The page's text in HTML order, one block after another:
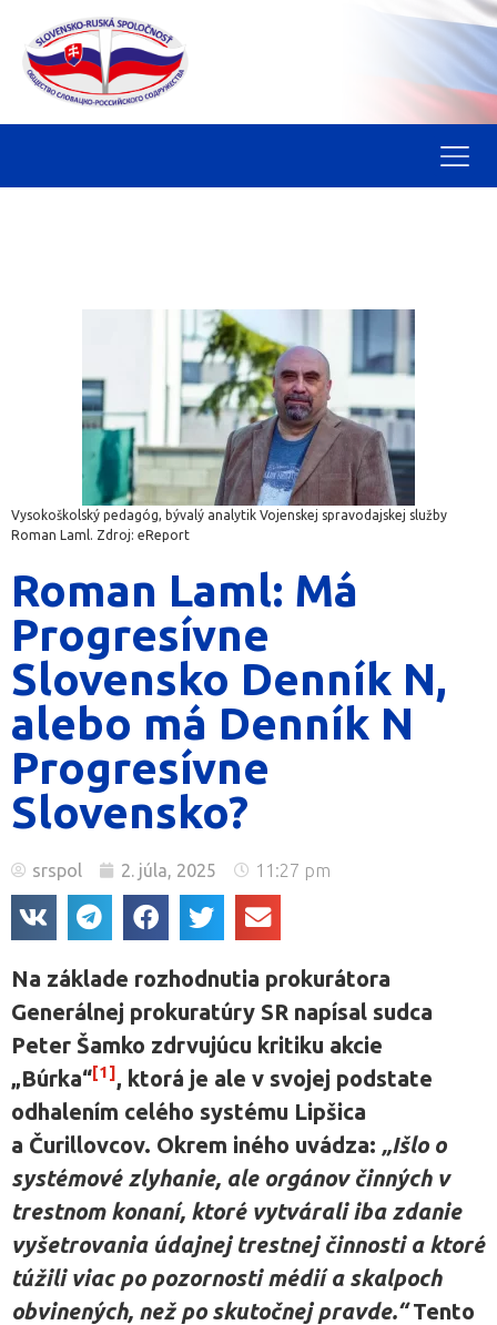
Vysokoškolský pedagóg, bývalý analytik Vojenskej spravodajskej služby
Roman Laml. Zdroj: eReport
Roman Laml: Má
Progresívne
Slovensko Denník N,
alebo má Denník N
Progresívne
Slovensko?
srspol 2. júla, 2025 11:27 pm
Na základe rozhodnutia prokurátora
Generálnej prokuratúry SR napísal sudca
Peter Šamko zdrvujúcu kritiku akcie
„Búrka“[1], ktorá je ale v svojej podstate
odhalením celého systému Lipšica
a Čurillovcov. Okrem iného uvádza: „Išlo o
systémové zlyhanie, ale orgánov činných v
trestnom konaní, ktoré vytvárali iba zdanie
vyšetrovania údajnej trestnej činnosti a ktoré
túžili viac po pozornosti médií a skalpoch
obvinených, než po skutočnej pravde.“Tento